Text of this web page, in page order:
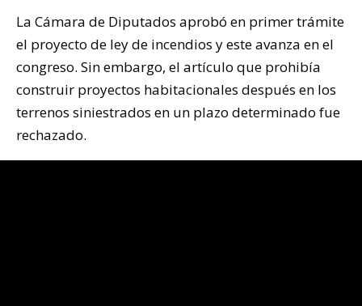
La Cámara de Diputados aprobó en primer trámite
el proyecto de ley de incendios y este avanza en el
congreso. Sin embargo, el artículo que prohibía
construir proyectos habitacionales después en los
terrenos siniestrados en un plazo determinado fue
rechazado.